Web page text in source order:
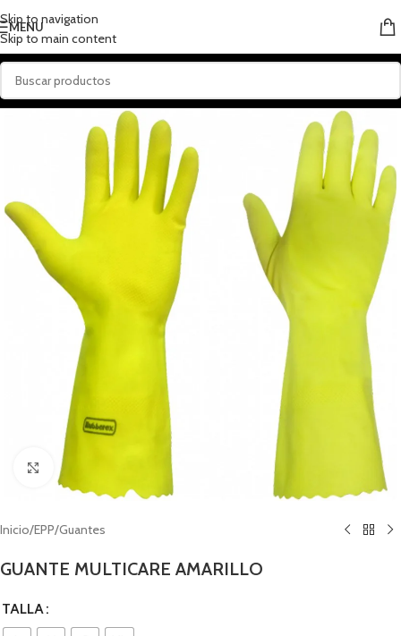
Skip to navigation
Skip to main content
MENU
Click to enlarge
Inicio/EPP/Guantes
GUANTE MULTICARE AMARILLO
TALLA